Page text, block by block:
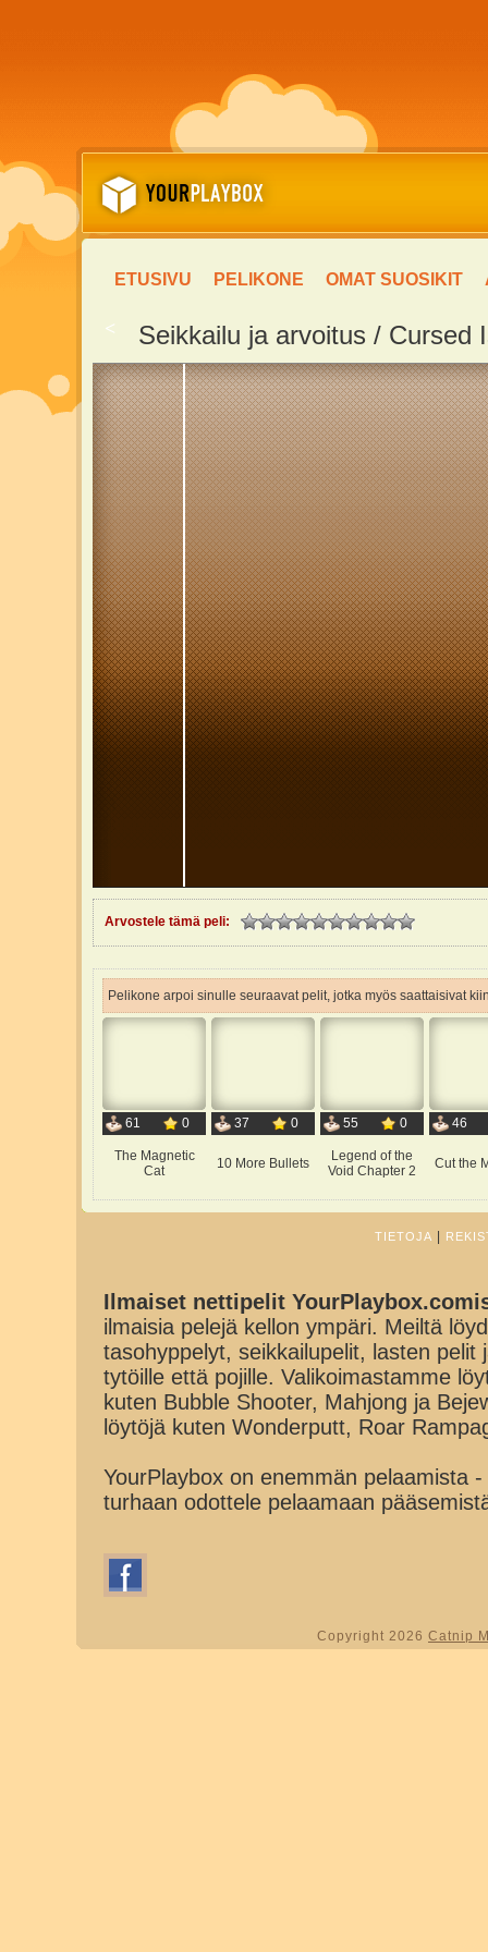
ETUSIVU PELIKONE OMAT SUOSIKIT
< Seikkailu ja arvoitus / Cursed
Arvostele tämä peli:
Pelikone arpoi sinulle seuraavat pelit, jotka myös saattaisivat
61 0
The Magnetic
Cat
37 0
10 More Bullets
55 0
Legend of the
Void Chapter 2
46
Cut the
TIETOJA
Ilmaiset nettipelit
ilmaisia pelejä kellon ympäri. Meiltä
tasohyppelyt, seikkailupelit, lasten
tytöille että pojille. Valikoimastamme
kuten Bubble Shooter, Mahjong ja
löytöjä kuten Wonderputt, Roar
YourPlaybox on enemmän pelaamista
turhaan odottele pelaamaan
Copyright 2026 Catnip